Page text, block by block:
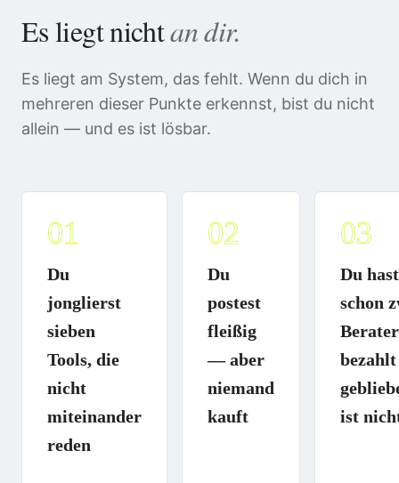
Es liegt nichtan dir.
Es liegt am System, das fehlt. Wenn du dich in
mehreren dieser Punkte erkennst, bist du nicht
allein — und es ist lösbar.
01
Du
jonglierst
sieben
Tools, die
nicht
miteinander
reden
02
Du
postest
fleißig
— aber
niemand
kauft
03
Du hast
schon
Berater
ist